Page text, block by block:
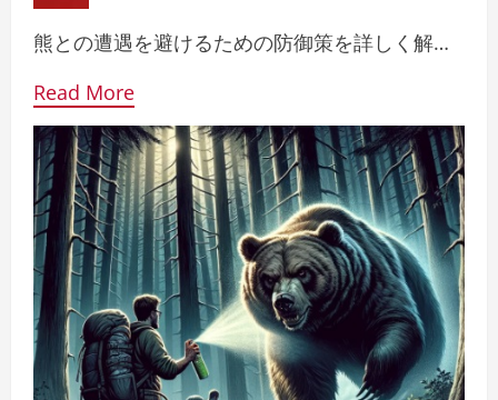
熊との遭遇を避けるための防御策を詳しく解…
Read More